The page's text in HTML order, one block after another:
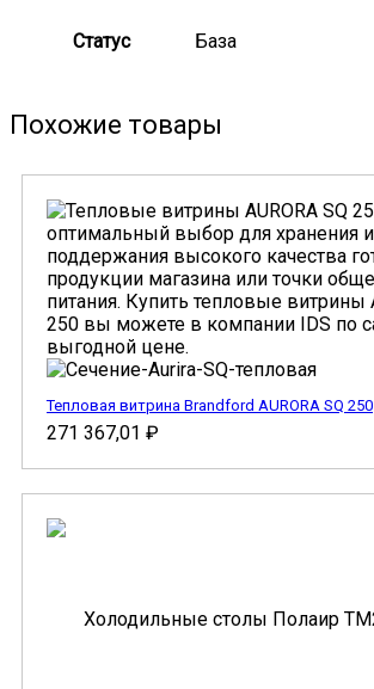
Статус База
Похожие товары
Тепловая витрина Brandford AURORA SQ 250
271 367,01 ₽